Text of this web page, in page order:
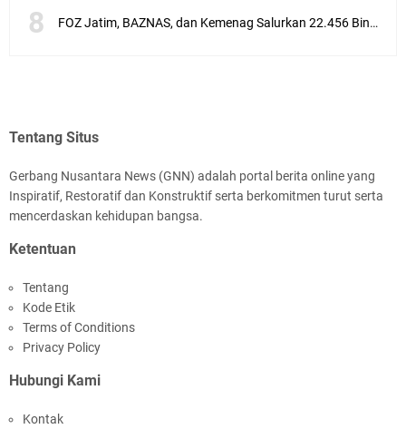
FOZ Jatim, BAZNAS, dan Kemenag Salurkan 22.456 Bingkisan Lebaran Yatim Serentak di Berbagai Daerah di Jawa Timur
Tentang Situs
Gerbang Nusantara News (GNN) adalah portal berita online yang
Inspiratif, Restoratif dan Konstruktif serta berkomitmen turut serta
mencerdaskan kehidupan bangsa.
Ketentuan
Tentang
Kode Etik
Terms of Conditions
Privacy Policy
Hubungi Kami
Kontak